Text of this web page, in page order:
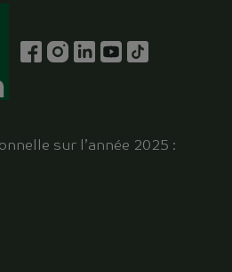
sur l’année 2025 :